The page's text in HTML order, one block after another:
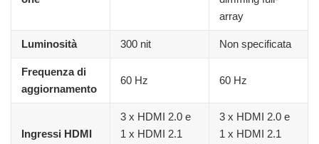
array
Luminosità 300 nit Non specificata
Frequenza di
aggiornamento
60 Hz 60 Hz
Ingressi HDMI
3 x HDMI 2.0 e
1 x HDMI 2.1
3 x HDMI 2.0 e
1 x HDMI 2.1